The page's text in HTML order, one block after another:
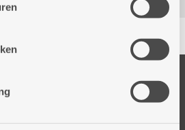
gebruik van onze
combineren met andere